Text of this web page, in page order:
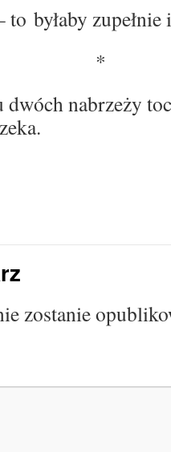
to byłaby
*
dwóch nabrzeży
zostanie